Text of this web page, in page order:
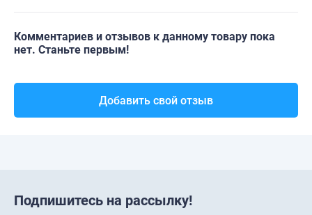
Комментариев и отзывов к данному товару пока
нет. Станьте первым!
Добавить свой отзыв
Подпишитесь на рассылку!